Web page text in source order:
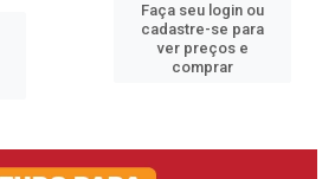
Faça seu login ou
cadastre-se para
ver preços e
comprar